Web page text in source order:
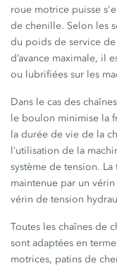
roue motrice puisse
de chenille. Selon les
du poids de service
d’avance maximale, il
ou lubrifiées sur les
Dans le cas des
le boulon minimise la
la durée de vie de la
l’utilisation de la
système de tension.
maintenue par un
vérin de tension
Toutes les chaînes de
sont adaptées en
motrices, patins de